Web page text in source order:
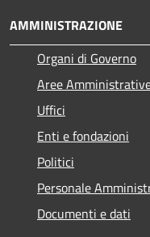
AMMINISTRAZIONE
Organi di Governo
Aree
Uffici
Enti e fondazioni
Politici
Personale
Documenti e dati